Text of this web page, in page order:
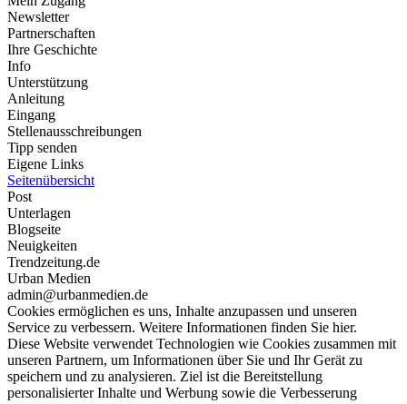
Newsletter
Partnerschaften
Ihre Geschichte
Info
Unterstützung
Anleitung
Eingang
Stellenausschreibungen
Tipp senden
Eigene Links
Seitenübersicht
Post
Unterlagen
Blogseite
Neuigkeiten
Trendzeitung.de
Urban Medien
admin@urbanmedien.de
Cookies ermöglichen es uns, Inhalte anzupassen und unseren
Service zu verbessern. Weitere Informationen finden Sie hier.
Diese Website verwendet Technologien wie Cookies zusammen mit
unseren Partnern, um Informationen über Sie und Ihr Gerät zu
speichern und zu analysieren. Ziel ist die Bereitstellung
personalisierter Inhalte und Werbung sowie die Verbesserung